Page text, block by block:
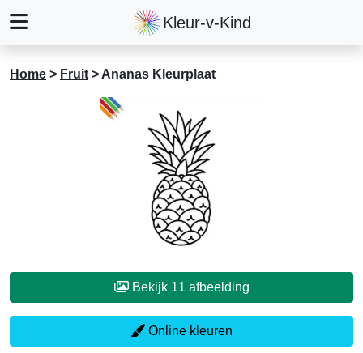
Kleur-v-Kind
Home > Fruit > Ananas Kleurplaat
Bekijk 11 afbeelding
Online kleuren